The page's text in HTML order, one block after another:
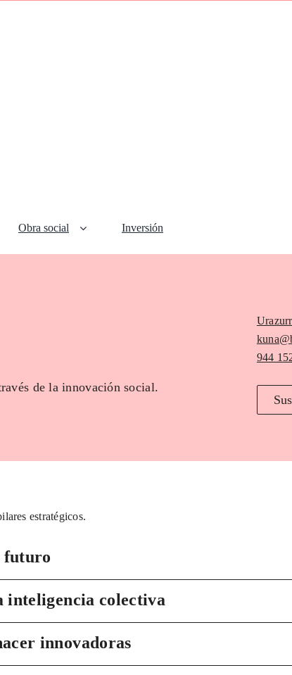
Obra social Inversión
de la innovación social.
944
estratégicos.
futuro
inteligencia colectiva
innovadoras